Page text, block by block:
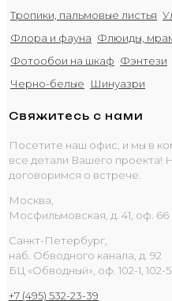
Тропики, пальмовые листья
Флора и фауна Флюиды,
Фотообои на шкаф Фэнтези
Черно-белые
Шинуазри
Свяжитесь с нами
Посетите наш офис, и мы в
все детали Вашего проекта!
договоримся о встрече.
Москва,
Мосфильмовская, д. 41, оф. 66
Санкт-Петербург,
наб. Обводного канала, д. 92
БЦ «Обводный», оф. 102-1, 102-5
+7 (495) 532-23-39